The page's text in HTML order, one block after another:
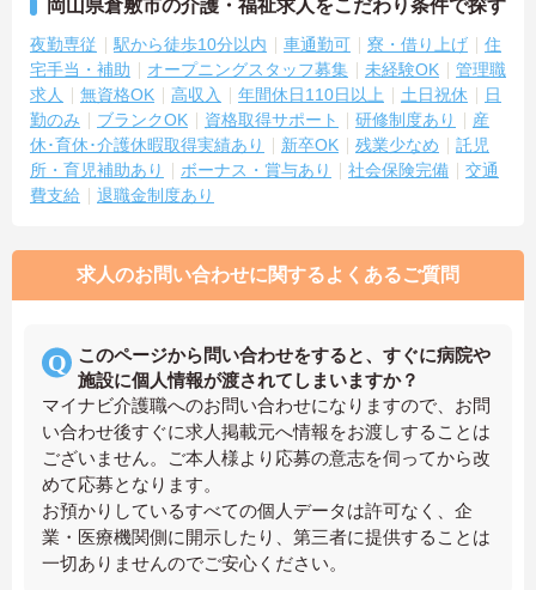
岡山県倉敷市の介護・福祉求人をこだわり条件で探す
夜勤専従 駅から徒歩10分以内 車通勤可 寮・借り上げ
住
宅手当・補助
オープニングスタッフ募集 未経験OK
管理職
求人
無資格OK 高収入 年間休日110日以上 土日祝休
日
勤のみ
ブランクOK 資格取得サポート 研修制度あり
産
休･育休･介護休暇取得実績あり
新卒OK 残業少なめ
託児
所・育児補助あり
ボーナス・賞与あり 社会保険完備
交通
費支給
退職金制度あり
求人のお問い合わせに関するよくあるご質問
このページから問い合わせをすると、すぐに病院や
施設に個人情報が渡されてしまいますか？
マイナビ介護職へのお問い合わせになりますので、お問
い合わせ後すぐに求人掲載元へ情報をお渡しすることは
ございません。ご本人様より応募の意志を伺ってから改
めて応募となります。
お預かりしているすべての個人データは許可なく、企
業・医療機関側に開示したり、第三者に提供することは
一切ありませんのでご安心ください。